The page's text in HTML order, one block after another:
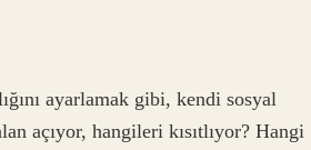
ayarlamak gibi, kendi sosyal
açıyor, hangileri kısıtlıyor? Hangi